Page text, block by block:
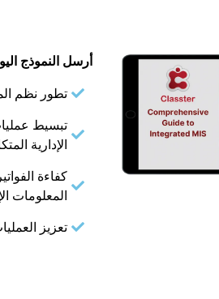
أرسل النموذج
تطور نظم
تبسيط
الإدارية
كفاءة
المعلومات
تعزيز